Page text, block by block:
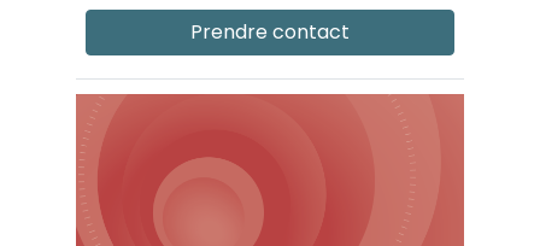
Prendre contact